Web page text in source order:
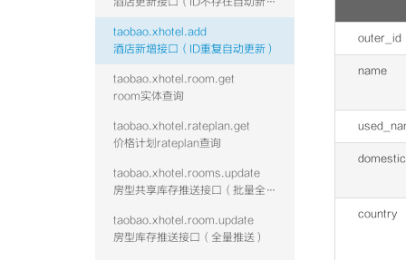
taobao.xhotel.add
酒店新增接口（ID重复自动更新）
taobao.xhotel.room.get
room实体查询
taobao.xhotel.rateplan.get
价格计划rateplan查询
taobao.xhotel.rooms.update
房型共享库存推送接口（批量全量）
taobao.xhotel.room.update
房型库存推送接口（全量推送）
outer_id
name
domestic
country